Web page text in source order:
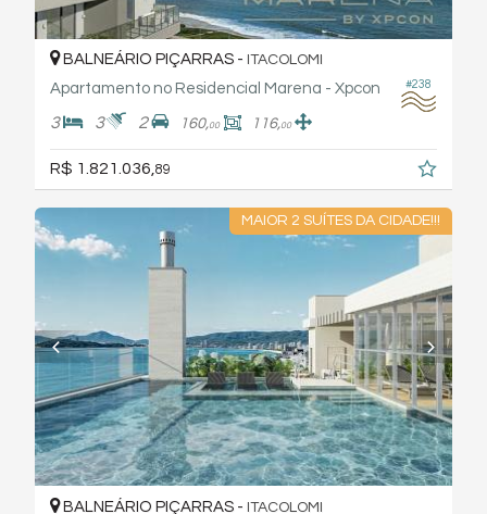
#238
BALNEÁRIO PIÇARRAS - ITACOLOMI
Apartamento no Residencial Marena - Xpcon
3 3 2 160,00 116,00
R$ 1.821.036,89
MAIOR 2 SUÍTES DA CIDADE!!!
BALNEÁRIO PIÇARRAS - ITACOLOMI